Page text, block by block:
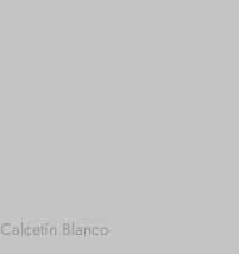
Calcetín Blanco